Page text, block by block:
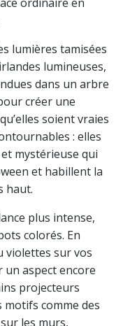
lumières tamisées
lumineuses,
dans un arbre
créer une
soient vraies
: elles
mystérieuse qui
et habillent la
haut.
plus intense,
colorés. En
violettes sur vos
aspect encore
projecteurs
comme des
les murs,